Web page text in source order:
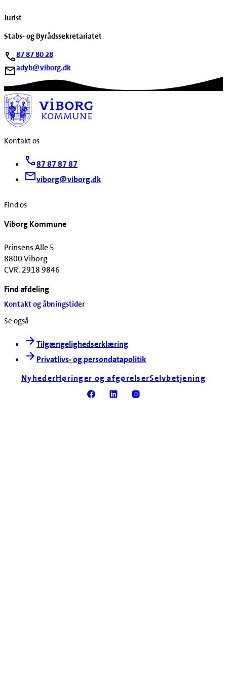
Jurist
Stabs- og Byrådssekretariatet
87 87 80 28
adyb@viborg.dk
Kontakt os
87 87 87 87
viborg@viborg.dk
Find os
Viborg Kommune
Prinsens Alle 5
8800 Viborg
CVR. 2918 9846
Find afdeling
Kontakt og åbningstider
Se også
Tilgængelighedserklæring
Privatlivs- og persondatapolitik
NyhederHøringer og afgørelserSelvbetjening